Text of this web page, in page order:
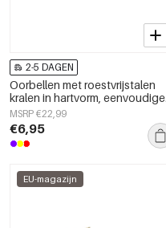
2-5 DAGEN
Oorbellen met roestvrijstalen
kralen in hartvorm, eenvoudige
dagelijkse serie voor dames.
MSRP €22,99
€6,95
EU-magazijn